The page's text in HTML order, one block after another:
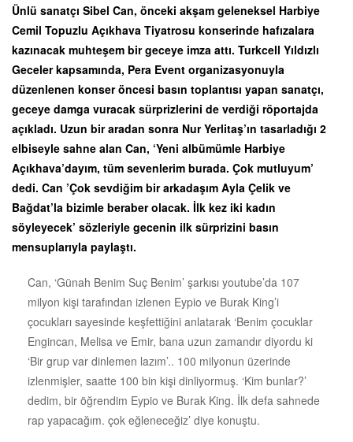
Ünlü sanatçı Sibel Can, önceki akşam geleneksel Harbiye
Cemil Topuzlu Açıkhava Tiyatrosu konserinde hafızalara
kazınacak muhteşem bir geceye imza attı. Turkcell Yıldızlı
Geceler kapsamında, Pera Event organizasyonuyla
düzenlenen konser öncesi basın toplantısı yapan sanatçı,
geceye damga vuracak sürprizlerini de verdiği röportajda
açıkladı. Uzun bir aradan sonra Nur Yerlitaş’ın tasarladığı 2
elbiseyle sahne alan Can, ‘Yeni albümümle Harbiye
Açıkhava’dayım, tüm sevenlerim burada. Çok mutluyum’
dedi. Can ’Çok sevdiğim bir arkadaşım Ayla Çelik ve
Bağdat’la bizimle beraber olacak. İlk kez iki kadın
söyleyecek’ sözleriyle gecenin ilk sürprizini basın
mensuplarıyla paylaştı.
Can, ‘Günah Benim Suç Benim’ şarkısı youtube’da 107
milyon kişi tarafından izlenen Eypio ve Burak King’i
çocukları sayesinde keşfettiğini anlatarak ‘Benim çocuklar
Engincan, Melisa ve Emir, bana uzun zamandır diyordu ki
‘Bir grup var dinlemen lazım’.. 100 milyonun üzerinde
izlenmişler, saatte 100 bin kişi dinliyormuş. ‘Kim bunlar?’
dedim, bir öğrendim Eypio ve Burak King. İlk defa sahnede
rap yapacağım. çok eğleneceğiz’ diye konuştu.